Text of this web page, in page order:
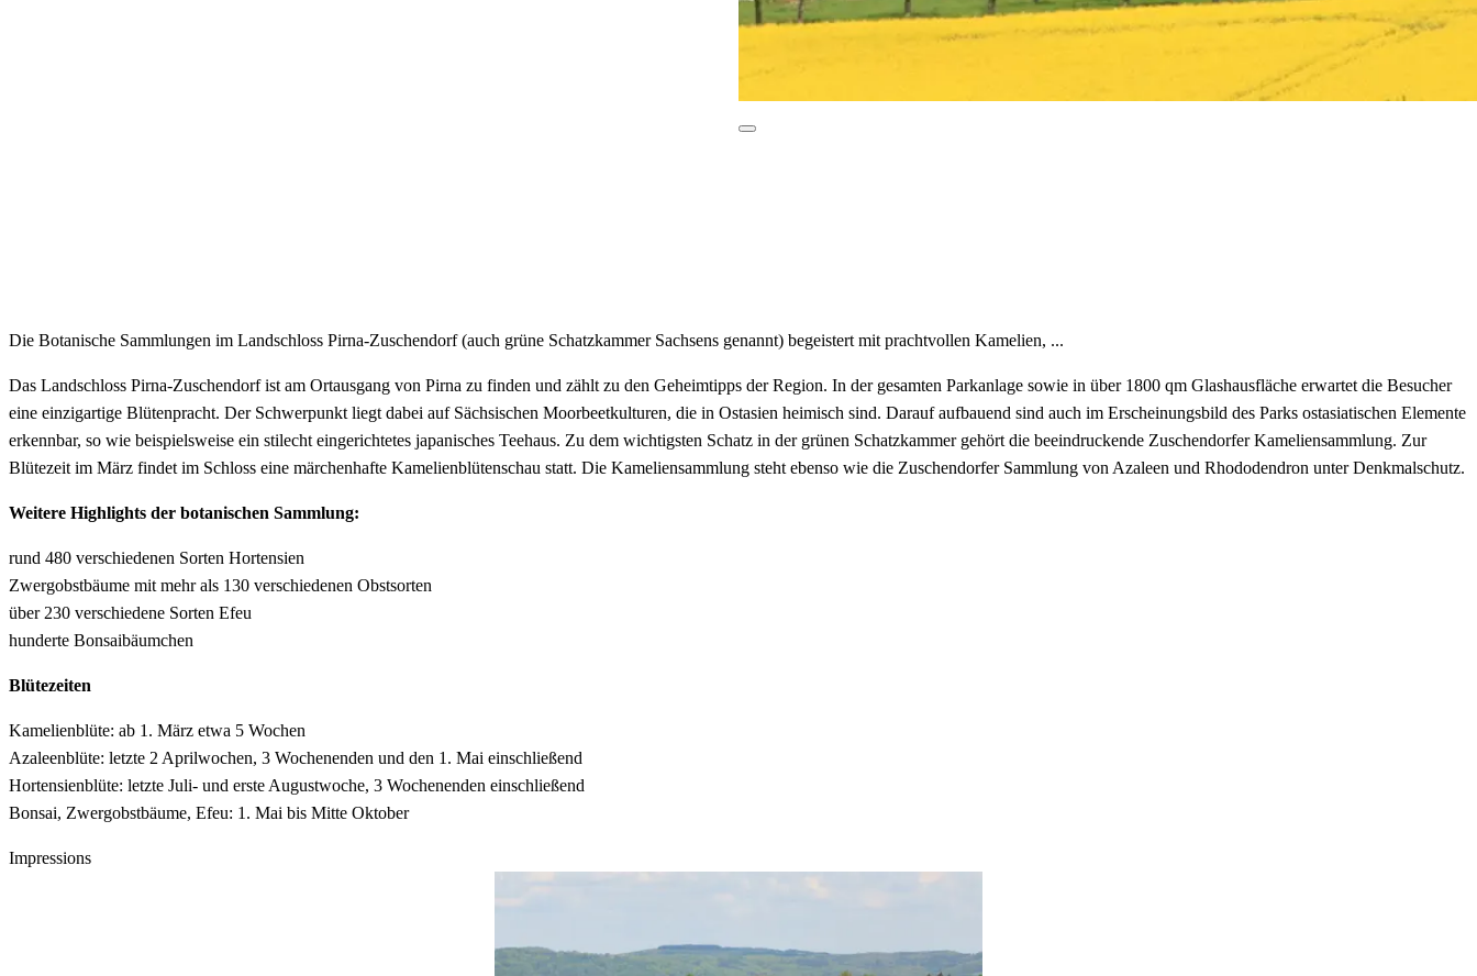
Die Botanische Sammlungen im Landschloss Pirna-Zuschendorf (auch grüne Schatzkammer Sachsens genannt) begeistert mit prachtvollen Kamelien, ...
Das Landschloss Pirna-Zuschendorf ist am Ortausgang von Pirna zu finden und zählt zu den Geheimtipps der Region. In der gesamten Parkanlage sowie in über 1800 qm Glashausfläche erwartet die Besucher
eine einzigartige Blütenpracht. Der Schwerpunkt liegt dabei auf Sächsischen Moorbeetkulturen, die in Ostasien heimisch sind. Darauf aufbauend sind auch im Erscheinungsbild des Parks ostasiatischen Elemente
erkennbar, so wie beispielsweise ein stilecht eingerichtetes japanisches Teehaus. Zu dem wichtigsten Schatz in der grünen Schatzkammer gehört die beeindruckende Zuschendorfer Kameliensammlung. Zur
Blütezeit im März findet im Schloss eine märchenhafte Kamelienblütenschau statt. Die Kameliensammlung steht ebenso wie die Zuschendorfer Sammlung von Azaleen und Rhododendron unter Denkmalschutz.
Weitere Highlights der botanischen Sammlung:
rund 480 verschiedenen Sorten Hortensien
Zwergobstbäume mit mehr als 130 verschiedenen Obstsorten
über 230 verschiedene Sorten Efeu
hunderte Bonsaibäumchen
Blütezeiten
Kamelienblüte: ab 1. März etwa 5 Wochen
Azaleenblüte: letzte 2 Aprilwochen, 3 Wochenenden und den 1. Mai einschließend
Hortensienblüte: letzte Juli- und erste Augustwoche, 3 Wochenenden einschließend
Bonsai, Zwergobstbäume, Efeu: 1. Mai bis Mitte Oktober
Impressions